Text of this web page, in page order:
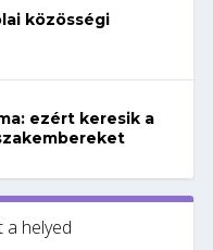
közösségi
ezért keresik a
a helyed